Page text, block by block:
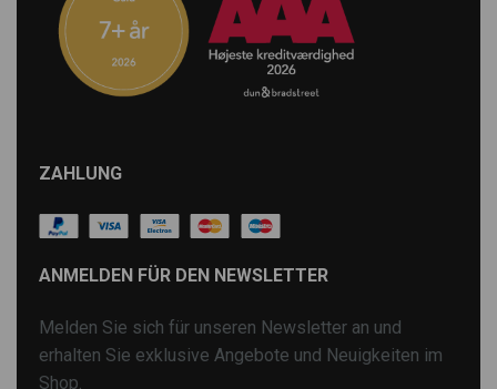
ZAHLUNG
ANMELDEN FÜR DEN NEWSLETTER
Melden Sie sich für unseren Newsletter an und
erhalten Sie exklusive Angebote und Neuigkeiten im
Shop.